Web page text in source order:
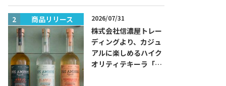
8月限定メニューに！
商品リリース 2026/07/31
株式会社信濃屋トレー
ディングより、カジュ
アルに楽しめるハイク
オリティテキーラ「ド